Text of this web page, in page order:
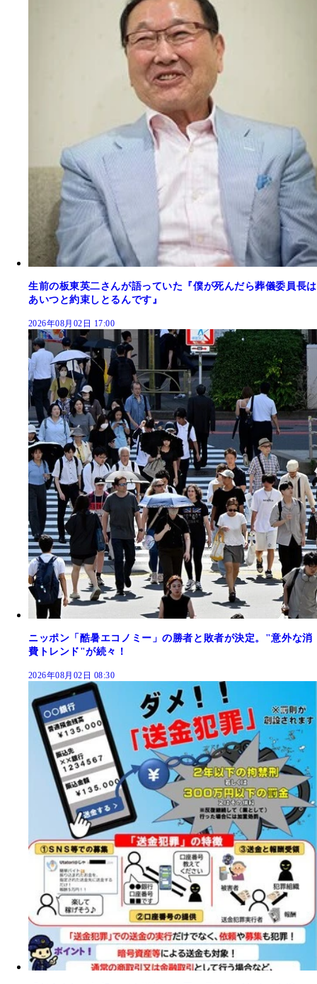
生前の板東英二さんが語っていた『僕が死んだら葬儀委員長は
あいつと約束しとるんです』
2026年08月02日 17:00
ニッポン「酷暑エコノミー」の勝者と敗者が決定。"意外な消
費トレンド"が続々！
2026年08月02日 08:30